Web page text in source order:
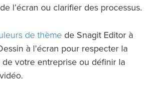
l’écran ou clarifier des processus.
de thème de Snagit Editor à
à l’écran pour respecter la
de votre entreprise ou définir la